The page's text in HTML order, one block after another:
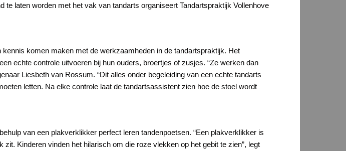
laten worden met het vak van tandarts organiseert Tandartspraktijk Vollenhove
komen maken met de werkzaamheden in de tandartspraktijk. Het
echte controle uitvoeren bij hun ouders, broertjes of zusjes. “Ze werken dan
Liesbeth van Rossum. “Dit alles onder begeleiding van een echte tandarts
letten. Na elke controle laat de tandartsassistent zien hoe de stoel wordt
van een plakverklikker perfect leren tandenpoetsen. “Een plakverklikker is
Kinderen vinden het hilarisch om die roze vlekken op het gebit te zien”, legt